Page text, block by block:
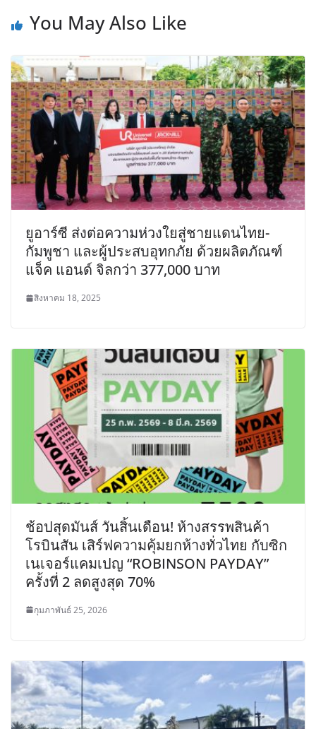
You May Also Like
ยูอาร์ซี ส่งต่อความห่วงใยสู่ชายแดนไทย-
กัมพูชา และผู้ประสบอุทกภัย ด้วยผลิตภัณฑ์
แจ็ค แอนด์ จิลกว่า 377,000 บาท
สิงหาคม 18, 2025
ช้อปสุดมันส์ วันสิ้นเดือน! ห้างสรรพสินค้า
โรบินสัน เสิร์ฟความคุ้มยกห้างทั่วไทย กับซิก
เนเจอร์แคมเปญ “ROBINSON PAYDAY”
ครั้งที่ 2 ลดสูงสุด 70%
กุมภาพันธ์ 25, 2026